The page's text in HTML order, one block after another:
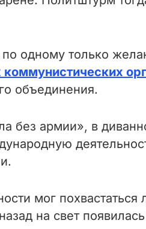
одному только
коммунистических
объединения.
без армии», в
мог похвастаться
на свет